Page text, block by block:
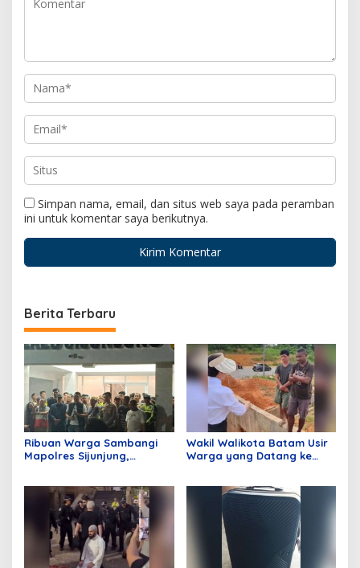
Simpan nama, email, dan situs web saya pada peramban
ini untuk komentar saya berikutnya.
Berita Terbaru
Ribuan Warga Sambangi
Mapolres Sijunjung,
Tambang Dinilai Tidak
Berimbang
Wakil Walikota Batam Usir
Warga yang Datang ke
Ucapan Li Jadi Sorotan
Publik!